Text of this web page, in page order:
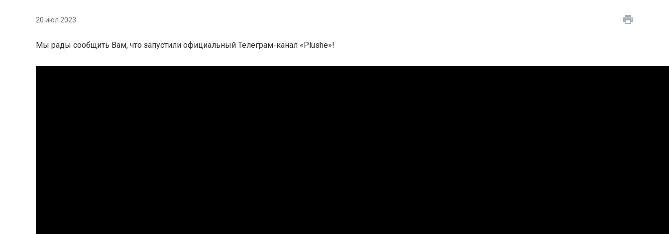
20 июл 2023
Мы рады сообщить Вам, что запустили официальный Телеграм-канал «Plushe»!